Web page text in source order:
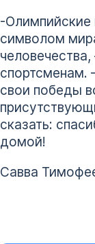
-Олимпийские
символом
спортсменам.
свои победы
сказать:
домой!
Савва